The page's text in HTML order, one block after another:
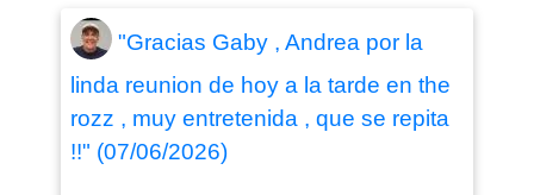
"Gracias Gaby , Andrea por la
linda reunion de hoy a la tarde en the
rozz , muy entretenida , que se repita
!!" (07/06/2026)